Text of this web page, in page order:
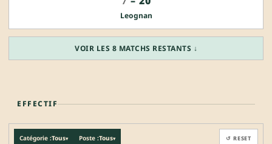
Leognan
VOIR LES 8 MATCHS RESTANTS ↓
EFFECTIF
Catégorie :Tous▾ Poste :Tous▾ ↺ RESET